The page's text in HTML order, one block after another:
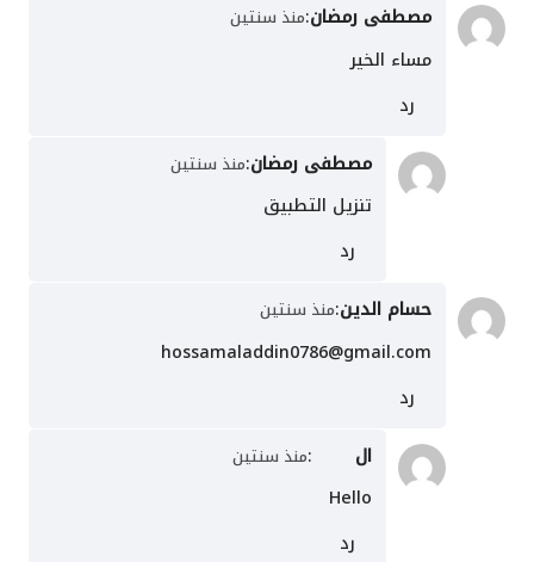
مصطفى رمضان:منذ سنتين
مساء الخير
رد
مصطفى رمضان:منذ سنتين
تنزيل التطبيق
رد
حسام الدين:منذ سنتين
hossamaladdin0786@gmail.com
رد
ال
:منذ سنتين
Hello
رد